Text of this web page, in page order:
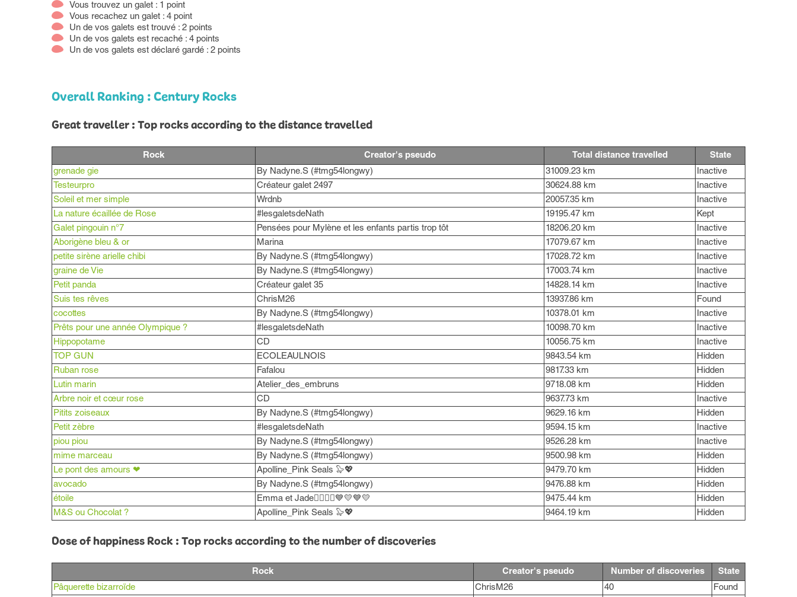
Vous trouvez un galet : 1 point
Vous recachez un galet : 4 point
Un de vos galets est trouvé : 2 points
Un de vos galets est recaché : 4 points
Un de vos galets est déclaré gardé : 2 points
Overall Ranking : Century Rocks
Great traveller : Top rocks according to the distance travelled
Rock Creator's pseudo Total distance travelled
State
grenade gie
By Nadyne.S (#tmg54longwy) 31009.23 km
Inactive
Testeurpro
Créateur galet 2497 30624.88 km
Inactive
Soleil et mer simple
Wrdnb 20057.35 km
Inactive
La nature écaillée de Rose
#lesgaletsdeNath 19195.47 km
Kept
Galet pingouin n°7
Pensées pour Mylène et les enfants partis trop tôt 18206.20 km
Inactive
Aborigène bleu & or
Marina 17079.67 km
Inactive
petite sirène arielle chibi
By Nadyne.S (#tmg54longwy) 17028.72 km
Inactive
graine de Vie
By Nadyne.S (#tmg54longwy) 17003.74 km
Inactive
Petit panda
Créateur galet 35 14828.14 km
Inactive
Suis tes rêves
ChrisM26 13937.86 km
Found
cocottes
By Nadyne.S (#tmg54longwy) 10378.01 km
Inactive
Prêts pour une année Olympique ?
#lesgaletsdeNath 10098.70 km
Inactive
Hippopotame
CD 10056.75 km
Inactive
TOP GUN
ECOLEAULNOIS 9843.54 km
Hidden
Ruban rose
Fafalou 9817.33 km
Hidden
Lutin marin
Atelier_des_embruns 9718.08 km
Hidden
Arbre noir et cœur rose
CD 9637.73 km
Inactive
Pitits zoiseaux
By Nadyne.S (#tmg54longwy) 9629.16 km
Hidden
Petit zèbre
#lesgaletsdeNath 9594.15 km
Inactive
piou piou
By Nadyne.S (#tmg54longwy) 9526.28 km
Inactive
mime marceau
By Nadyne.S (#tmg54longwy) 9500.98 km
Hidden
Le pont des amours ❤
Apolline_Pink Seals 🦭💖 9479.70 km
Hidden
avocado
By Nadyne.S (#tmg54longwy) 9476.88 km
Hidden
étoile
Emma et Jade🤾‍♀️🤾‍♀️💙💛💙💛 9475.44 km
Hidden
M&S ou Chocolat ?
Apolline_Pink Seals 🦭💖 9464.19 km Hidden
Dose of happiness Rock : Top rocks according to the number of discoveries
Rock Creator's pseudo Number of discoveries
State
Pâquerette bizarroïde
ChrisM26 40
Found